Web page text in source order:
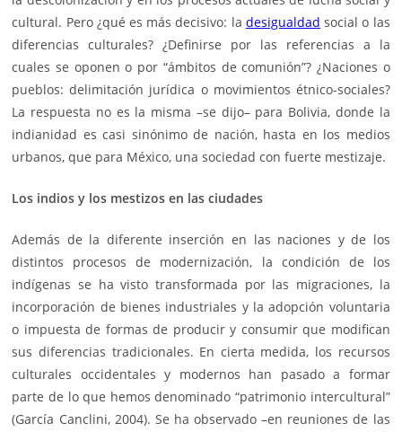
cultural. Pero ¿qué es más decisivo: la desigualdad social o las
diferencias culturales? ¿Definirse por las referencias a la
cuales se oponen o por “ámbitos de comunión”? ¿Naciones o
pueblos: delimitación jurídica o movimientos étnico-sociales?
La respuesta no es la misma –se dijo– para Bolivia, donde la
indianidad es casi sinónimo de nación, hasta en los medios
urbanos, que para México, una sociedad con fuerte mestizaje.
Los indios y los mestizos en las ciudades
Además de la diferente inserción en las naciones y de los
distintos procesos de modernización, la condición de los
indígenas se ha visto transformada por las migraciones, la
incorporación de bienes industriales y la adopción voluntaria
o impuesta de formas de producir y consumir que modifican
sus diferencias tradicionales. En cierta medida, los recursos
culturales occidentales y modernos han pasado a formar
parte de lo que hemos denominado “patrimonio intercultural”
(García Canclini, 2004). Se ha observado –en reuniones de las